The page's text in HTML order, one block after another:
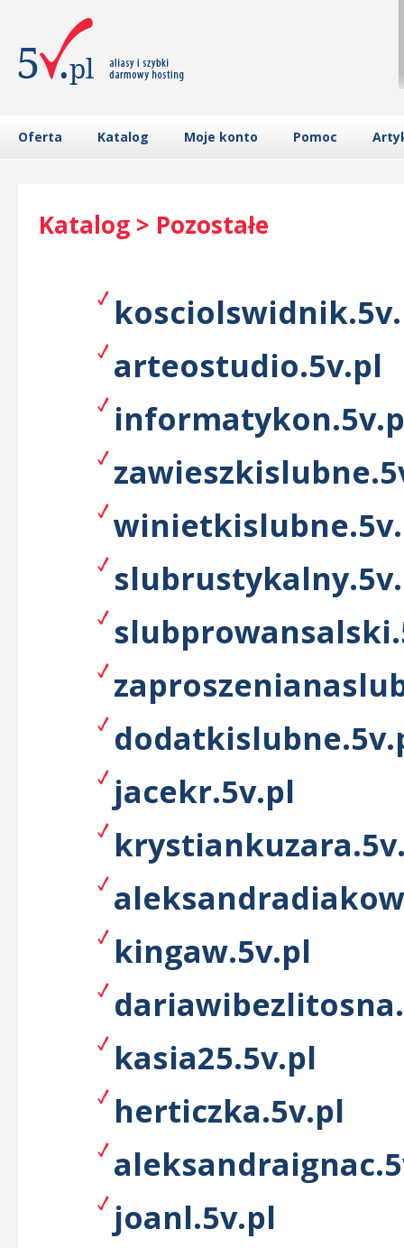
Oferta Katalog Moje konto Pomoc
Katalog > Pozostałe
arteostudio.5v.pl
jacekr.5v.pl
kingaw.5v.pl
kasia25.5v.pl
herticzka.5v.pl
joanl.5v.pl